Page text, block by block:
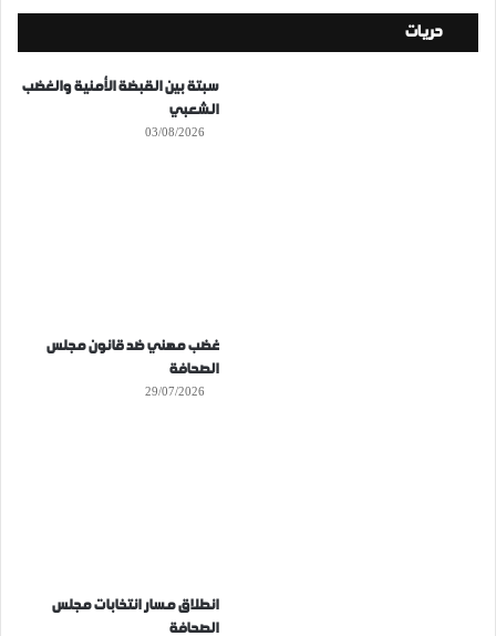
حريات
سبتة بين القبضة الأمنية والغضب
الشعبي
03/08/2026
غضب مهني ضد قانون مجلس
الصحافة
29/07/2026
انطلاق مسار انتخابات مجلس
الصحافة